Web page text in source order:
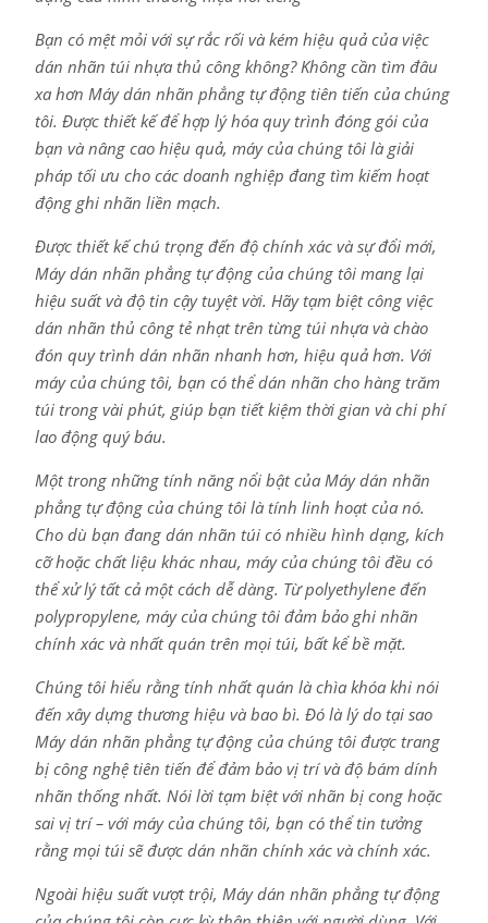
Bạn có mệt mỏi với sự rắc rối và kém hiệu quả của việc
dán nhãn túi nhựa thủ công không? Không cần tìm đâu
xa hơn Máy dán nhãn phẳng tự động tiên tiến của chúng
tôi. Được thiết kế để hợp lý hóa quy trình đóng gói của
bạn và nâng cao hiệu quả, máy của chúng tôi là giải
pháp tối ưu cho các doanh nghiệp đang tìm kiếm hoạt
động ghi nhãn liền mạch.
Được thiết kế chú trọng đến độ chính xác và sự đổi mới,
Máy dán nhãn phẳng tự động của chúng tôi mang lại
hiệu suất và độ tin cậy tuyệt vời. Hãy tạm biệt công việc
dán nhãn thủ công tẻ nhạt trên từng túi nhựa và chào
đón quy trình dán nhãn nhanh hơn, hiệu quả hơn. Với
máy của chúng tôi, bạn có thể dán nhãn cho hàng trăm
túi trong vài phút, giúp bạn tiết kiệm thời gian và chi phí
lao động quý báu.
Một trong những tính năng nổi bật của Máy dán nhãn
phẳng tự động của chúng tôi là tính linh hoạt của nó.
Cho dù bạn đang dán nhãn túi có nhiều hình dạng, kích
cỡ hoặc chất liệu khác nhau, máy của chúng tôi đều có
thể xử lý tất cả một cách dễ dàng. Từ polyethylene đến
polypropylene, máy của chúng tôi đảm bảo ghi nhãn
chính xác và nhất quán trên mọi túi, bất kể bề mặt.
Chúng tôi hiểu rằng tính nhất quán là chìa khóa khi nói
đến xây dựng thương hiệu và bao bì. Đó là lý do tại sao
Máy dán nhãn phẳng tự động của chúng tôi được trang
bị công nghệ tiên tiến để đảm bảo vị trí và độ bám dính
nhãn thống nhất. Nói lời tạm biệt với nhãn bị cong hoặc
sai vị trí – với máy của chúng tôi, bạn có thể tin tưởng
rằng mọi túi sẽ được dán nhãn chính xác và chính xác.
Ngoài hiệu suất vượt trội, Máy dán nhãn phẳng tự động